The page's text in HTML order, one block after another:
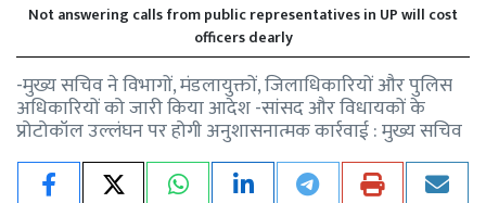
Not answering calls from public representatives in UP will cost
officers dearly
-मुख्य सचिव ने विभागों, मंडलायुक्तों, जिलाधिकारियों और पुलिस
अधिकारियों को जारी किया आदेश -सांसद और विधायकों के
प्रोटोकॉल उल्लंघन पर होगी अनुशासनात्मक कार्रवाई : मुख्य सचिव